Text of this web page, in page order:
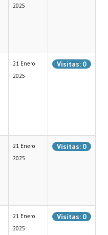
2025
21 Enero
2025
Visitas: 0
21 Enero
2025
Visitas: 0
21 Enero
2025
Visitas: 0